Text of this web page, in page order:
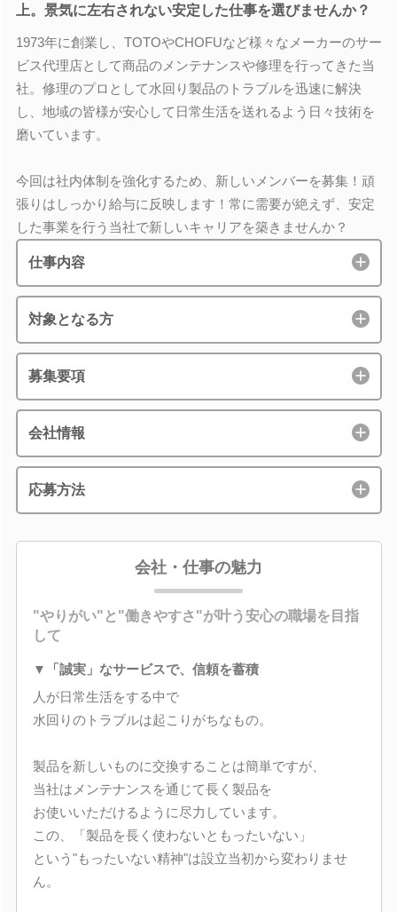
上。景気に左右されない安定した仕事を選びませんか？
1973年に創業し、TOTOやCHOFUなど様々なメーカーのサー
ビス代理店として商品のメンテナンスや修理を行ってきた当
社。修理のプロとして水回り製品のトラブルを迅速に解決
し、地域の皆様が安心して日常生活を送れるよう日々技術を
磨いています。
今回は社内体制を強化するため、新しいメンバーを募集！頑
張りはしっかり給与に反映します！常に需要が絶えず、安定
した事業を行う当社で新しいキャリアを築きませんか？
仕事内容
対象となる方
募集要項
会社情報
応募方法
会社・仕事の魅力
"やりがい"と"働きやすさ"が叶う安心の職場を目指
して
▼「誠実」なサービスで、信頼を蓄積
人が日常生活をする中で
水回りのトラブルは起こりがちなもの。
製品を新しいものに交換することは簡単ですが、
当社はメンテナンスを通じて長く製品を
お使いいただけるように尽力しています。
この、「製品を長く使わないともったいない」
という"もったいない精神"は設立当初から変わりませ
ん。